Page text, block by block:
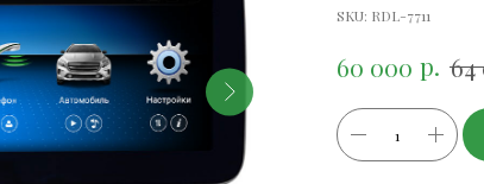
SKU: RDL-7711
60 000 р. 64